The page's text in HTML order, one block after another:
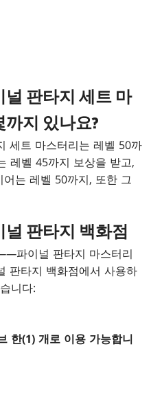
널 판타지 세트 마
지 있나요?
세트 마스터리는 레벨 50까
레벨 45까지 보상을 받고,
는 레벨 50까지, 또한 그
널 판타지 백화점
——파이널 판타지 마스터리
판타지 백화점에서 사용하
니다:
한(1) 개로 이용 가능합니